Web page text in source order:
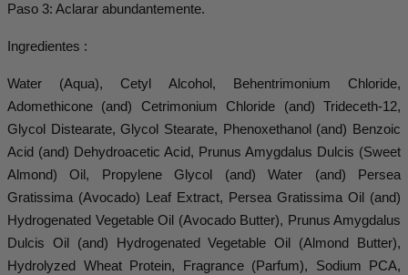
Paso 3: Aclarar abundantemente.
Ingredientes :
Water (Aqua), Cetyl Alcohol, Behentrimonium Chloride,
Adomethicone (and) Cetrimonium Chloride (and) Trideceth-12,
Glycol Distearate, Glycol Stearate, Phenoxethanol (and) Benzoic
Acid (and) Dehydroacetic Acid, Prunus Amygdalus Dulcis (Sweet
Almond) Oil, Propylene Glycol (and) Water (and) Persea
Gratissima (Avocado) Leaf Extract, Persea Gratissima Oil (and)
Hydrogenated Vegetable Oil (Avocado Butter), Prunus Amygdalus
Dulcis Oil (and) Hydrogenated Vegetable Oil (Almond Butter),
Hydrolyzed Wheat Protein, Fragrance (Parfum), Sodium PCA,